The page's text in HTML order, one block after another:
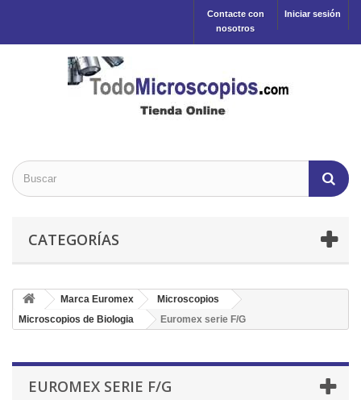
Iniciar sesión
Contacte con
nosotros
CATEGORÍAS
Marca Euromex
Microscopios
Microscopios de Biologia
Euromex serie F/G
EUROMEX SERIE F/G